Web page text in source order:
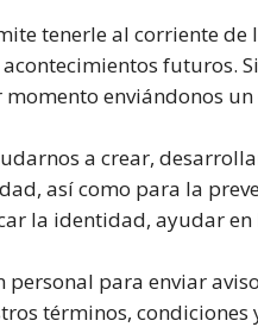
tenerle al corriente
futuros.
enviándonos un
a crear,
así como para la
la identidad, ayudar
para enviar
términos,